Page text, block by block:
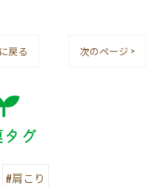
戻る 次のページ >
グ
#肩こり